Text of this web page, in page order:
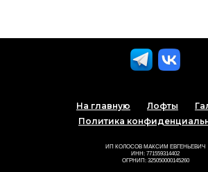
На главную Лофты
Политика
ИП КОЛОСОВ МАКСИМ ЕВГЕНЬЕВИЧ
ИНН: 771559314402
ОГРНИП: 325050000145260